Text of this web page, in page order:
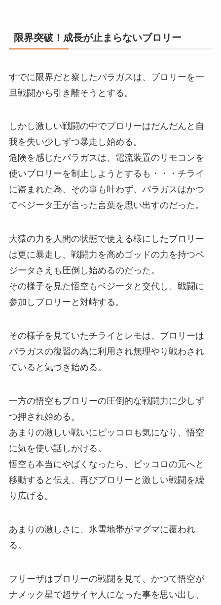
限界突破！成長が止まらないブロリー
すでに限界だと察したパラガスは、ブロリーを一
旦戦闘から引き離そうとする。
しかし激しい戦闘の中でブロリーはだんだんと自
我を失い少しずつ暴走し始める。
危険を感じたパラガスは、電流装置のリモコンを
使いブロリーを制止しようとするも・・・チライ
に盗まれた為、その事も叶わず、パラガスはかつ
てベジータ王が言った言葉を思い出すのだった。
大猿の力を人間の状態で使える様にしたブロリー
は更に暴走し、戦闘力を高めゴッドの力を持つベ
ジータさえも圧倒し始めるのだった。
その様子を見た悟空もベジータと交代し、戦闘に
参加しブロリーと対峙する。
その様子を見ていたチライとレモは、ブロリーは
パラガスの復習の為に利用され無理やり戦わされ
ていると気づき始める。
一方の悟空もブロリーの圧倒的な戦闘力に少しず
つ押され始める。
あまりの激しい戦いにピッコロも気になり、悟空
に気を使い話しかける。
悟空も本当にやばくなったら、ピッコロの元へと
移動すると伝え、再びブロリーと激しい戦闘を繰
り広げる。
あまりの激しさに、氷雪地帯がマグマに覆われ
る。
フリーザはブロリーの戦闘を見て、かつて悟空が
ナメック星で超サイヤ人になった事を思い出し、